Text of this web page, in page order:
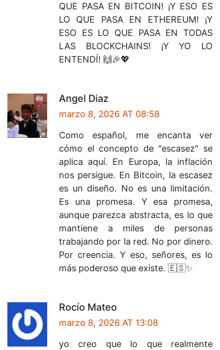
QUE PASA EN BITCOIN! ¡Y ESO ES
LO QUE PASA EN ETHEREUM! ¡Y
ESO ES LO QUE PASA EN TODAS
LAS BLOCKCHAINS! ¡Y YO LO
ENTENDÍ! 🙌🎉💖
Angel Diaz
marzo 8, 2026 AT 08:58
Como español, me encanta ver
cómo el concepto de "escasez" se
aplica aquí. En Europa, la inflación
nos persigue. En Bitcoin, la escasez
es un diseño. No es una limitación.
Es una promesa. Y esa promesa,
aunque parezca abstracta, es lo que
mantiene a miles de personas
trabajando por la red. No por dinero.
Por creencia. Y eso, señores, es lo
más poderoso que existe. 🇪🇸✨
Rocío Mateo
marzo 8, 2026 AT 13:08
yo creo que lo que realmente